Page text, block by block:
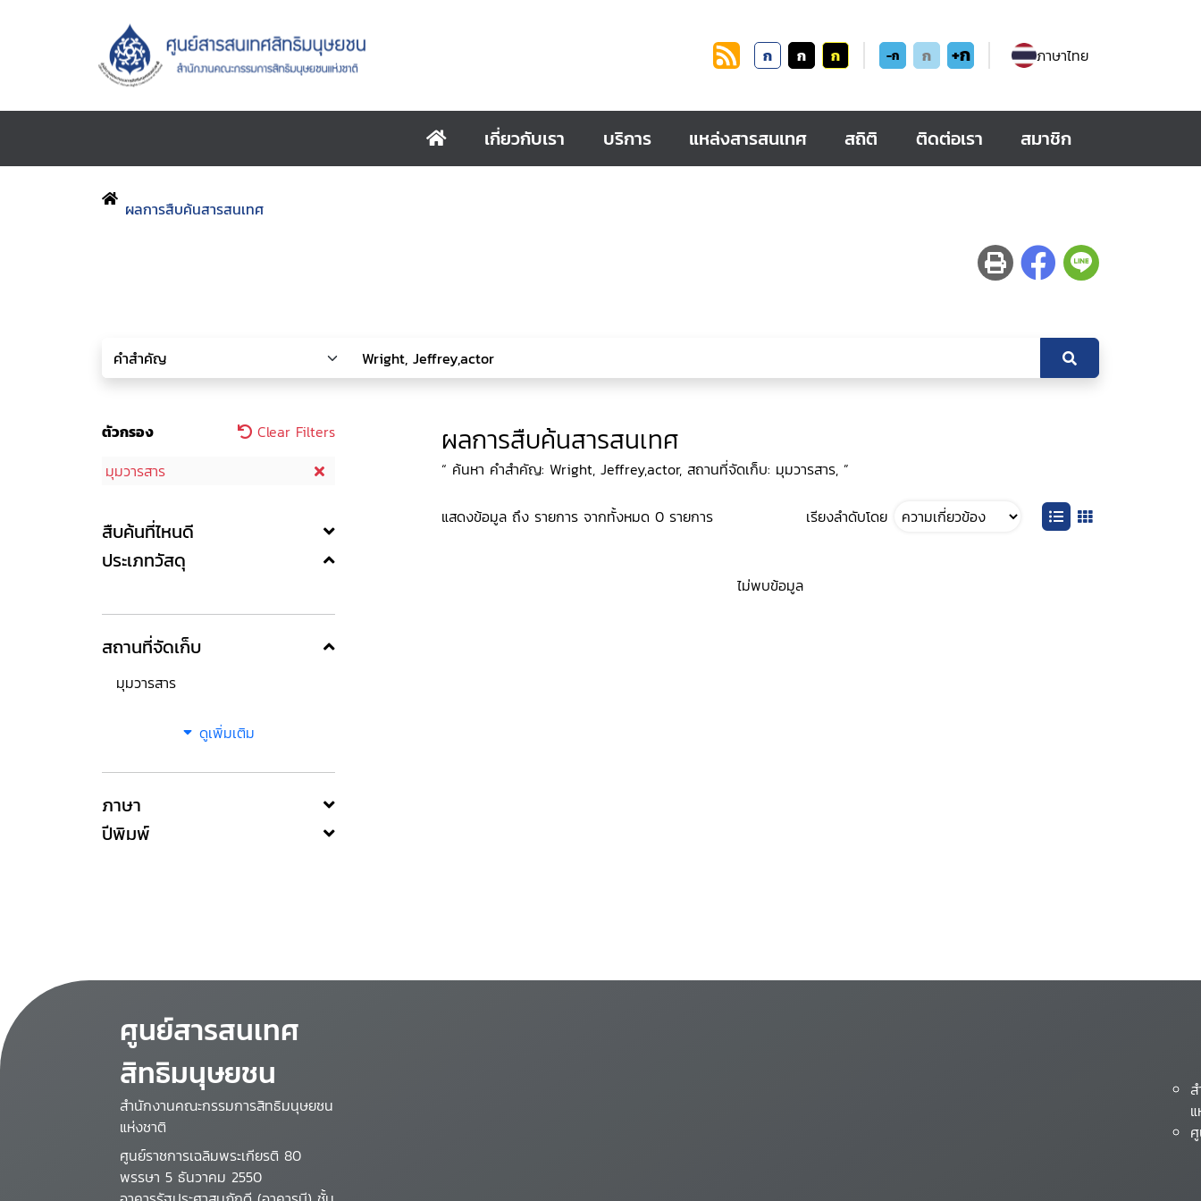
ก ก ก -ก ก +ก ภาษาไทย
เกี่ยวกับเรา บริการ แหล่งสารสนเทศ สถิติ ติดต่อเรา สมาชิก
ผลการสืบค้นสารสนเทศ
ตัวกรอง
Clear Filters
มุมวารสาร
สืบค้นที่ไหนดี
ประเภทวัสดุ
สถานที่จัดเก็บ
มุมวารสาร
ดูเพิ่มเติม
ภาษา
ปีพิมพ์
ผลการสืบค้นสารสนเทศ
“ ค้นหา คำสำคัญ: Wright, Jeffrey,actor, สถานที่จัดเก็บ: มุมวารสาร, ”
แสดงข้อมูล ถึง รายการ จากทั้งหมด 0 รายการ เรียงลำดับโดย
ไม่พบข้อมูล
ศูนย์สารสนเทศ
สิทธิมนุษยชน
สำนักงานคณะกรรมการสิทธิมนุษยชน
แห่งชาติ
ศูนย์ราชการเฉลิมพระเกียรติ 80
พรรษา 5 ธันวาคม 2550